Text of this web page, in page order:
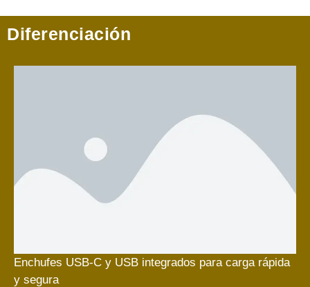
Diferenciación
Enchufes USB-C y USB integrados para carga rápida
y segura